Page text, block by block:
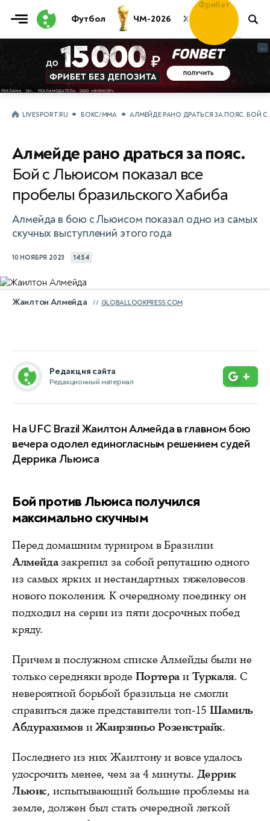
Футбол ЧМ-2026 Хоккей Теннис
...
...
LIVESPORT.RU БОКС/ММА АЛМЕЙДЕ РАНО ДРАТЬСЯ ЗА ПОЯС. БОЙ
Алмейде рано драться за пояс.
Бой с Льюисом показал все
пробелы бразильского Хабиба
Алмейда в бою с Льюисом показал одно из самых
скучных выступлений этого года
10 НОЯБРЯ 2023 14:54
Жаилтон Алмейда GLOBALLOOKPRESS.COM
Редакция сайта
Редакционный материал +
На UFC Brazil Жаилтон Алмейда в главном бою
вечера одолел единогласным решением судей
Деррика Льюиса
Бой против Льюиса получился
максимально скучным
Перед домашним турниром в Бразилии
Алмейдазакрепил за собой репутацию одного
из самых ярких и нестандартных тяжеловесов
нового поколения. К очередному поединку он
подходил на серии из пяти досрочных побед
кряду.
Причем в послужном списке Алмейды были не
только середняки вроде Портераи Туркаля. С
невероятной борьбой бразильца не смогли
справиться даже представители топ-15Шамиль
Абдурахимов иЖаирзиньо Розенстрайк.
Последнего из них Жаилтону и вовсе удалось
удосрочить менее, чем за 4 минуты. Деррик
Льюис, испытывающий большие проблемы на
земле, должен был стать очередной легкой